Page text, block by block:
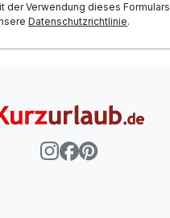
der Verwendung dieses Formulars
Datenschutzrichtlinie.